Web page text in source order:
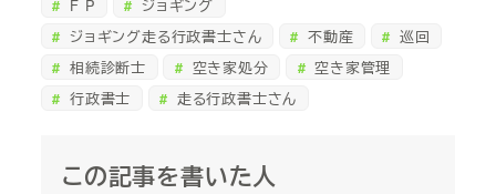
F P
ジョギング
ジョギング走る行政書士さん
不動産
巡回
相続診断士
空き家処分
空き家管理
行政書士
走る行政書士さん
この記事を書いた人